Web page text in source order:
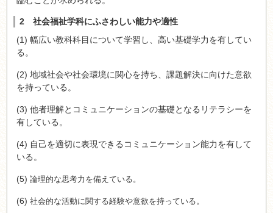
2 社会福祉学科にふさわしい能力や適性
(1) 幅広い教科科目について学習し、高い基礎学力を有してい
る。
(2) 地域社会や社会環境に関心を持ち、課題解決に向けた意欲
を持っている。
(3) 他者理解とコミュニケーションの基礎となるリテラシーを
有している。
(4) 自己を適切に表現できるコミュニケーション能力を有して
いる。
(5) 論理的な思考力を備えている。
(6) 社会的な活動に関する経験や意欲を持っている。